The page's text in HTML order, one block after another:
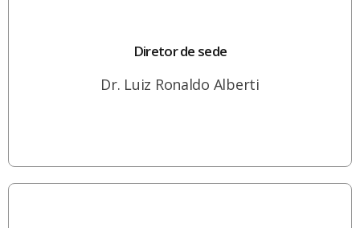
Diretor de sede
Dr. Luiz Ronaldo Alberti